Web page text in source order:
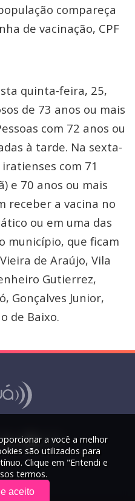
compareça
de vacinação, CPF
quinta-feira, 25,
de 73 anos ou mais
com 72 anos ou
à tarde. Na sexta-
com 71
e 70 anos ou mais
receber a vacina no
ou em uma das
município, que ficam
de Araújo, Vila
Gutierrez,
Gonçalves Junior,
de Baixo.
a você a melhor
são utilizados para
Clique em "Entendi e
termos.
aceito